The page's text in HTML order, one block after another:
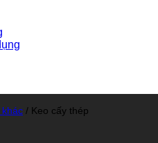
/ Keo cấy thép